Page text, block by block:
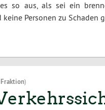
so aus, als sei ein
Personen zu Schaden
)